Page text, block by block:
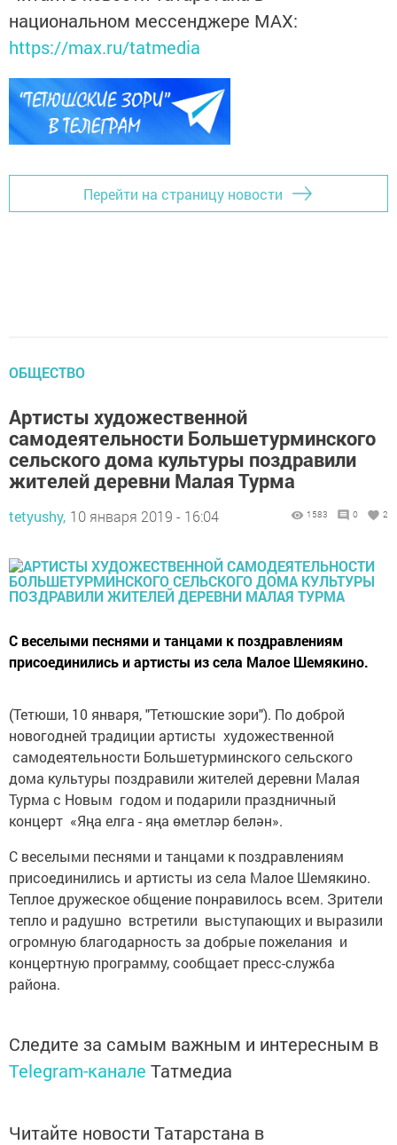
национальном мессенджере MАХ:
https://max.ru/tatmedia
Перейти на страницу новости
ОБЩЕСТВО
Артисты художественной
самодеятельности Большетурминского
сельского дома культуры поздравили
жителей деревни Малая Турма
tetyushy, 10 января 2019 - 16:04 1583 0 2
С веселыми песнями и танцами к поздравлениям
присоединились и артисты из села Малое Шемякино.
(Тетюши, 10 января, "Тетюшские зори"). По доброй
новогодней традиции артисты художественной
самодеятельности Большетурминского сельского
дома культуры поздравили жителей деревни Малая
Турма с Новым годом и подарили праздничный
концерт «Яңа елга - яңа өметләр белән».
С веселыми песнями и танцами к поздравлениям
присоединились и артисты из села Малое Шемякино.
Теплое дружеское общение понравилось всем. Зрители
тепло и радушно встретили выступающих и выразили
огромную благодарность за добрые пожелания и
концертную программу, сообщает пресс-служба
района.
Следите за самым важным и интересным в
Telegram-канале Татмедиа
Читайте новости Татарстана в